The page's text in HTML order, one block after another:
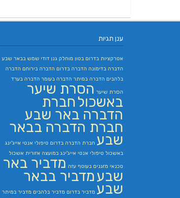
ענן תגיות
אטרקציות בדרום בטון מוחלק גנן דודי שמש בבאר שבע
הדברה בדימונה הדברה בדרום הדברה בירוחם הדברה
בלהבים הדברה במיתר הדברה בעומר הדברה בערד
הסרת שיער הסרת שיער
באשכול חברת
הדברה באר שבע
חברת הדברה בבאר
שבע חברת הדברה בדרום טיפולי אנטי אייג'ינג
באשכול טיפולי אנטי אייג'ינג במועצה אזורית אשכול
טכנאי מזגנים בעוטף עזה מדביר באר
שבעמדביר בבאר
שבע מדביר בדרום מדביר בלהבים מדביר במיתר